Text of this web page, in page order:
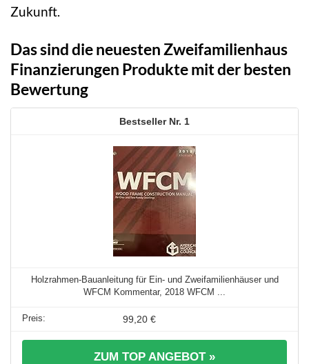
Zukunft.
Das sind die neuesten Zweifamilienhaus
Finanzierungen Produkte mit der besten
Bewertung
1
Holzrahmen-Bauanleitung für Ein- und Zweifamilienhäuser und
WFCM Kommentar, 2018 WFCM ...
99,20 €
ZUM TOP ANGEBOT »